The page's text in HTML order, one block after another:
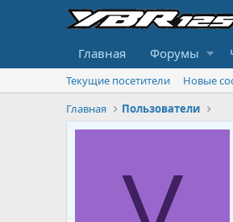
Главная Форумы
Текущие посетители Новые
Главная
Пользователи